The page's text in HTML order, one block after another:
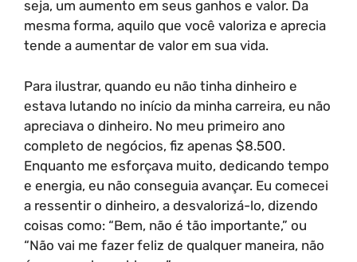
seja, um aumento em seus ganhos e valor. Da
mesma forma, aquilo que você valoriza e aprecia
tende a aumentar de valor em sua vida.
Para ilustrar, quando eu não tinha dinheiro e
estava lutando no início da minha carreira, eu não
apreciava o dinheiro. No meu primeiro ano
completo de negócios, fiz apenas $8.500.
Enquanto me esforçava muito, dedicando tempo
e energia, eu não conseguia avançar. Eu comecei
a ressentir o dinheiro, a desvalorizá-lo, dizendo
coisas como: “Bem, não é tão importante,” ou
“Não vai me fazer feliz de qualquer maneira, não